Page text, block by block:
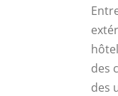
des
des